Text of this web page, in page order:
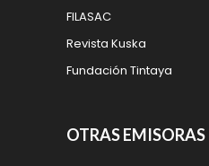
FILASAC
Revista Kuska
Fundación Tintaya
OTRAS EMISORAS